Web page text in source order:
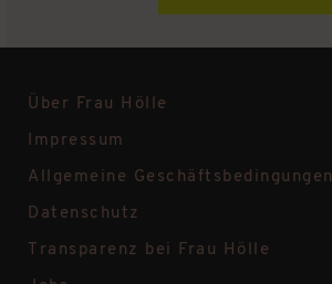
Über Frau Hölle
Impressum
Allgemeine Geschäftsbedingungen
Datenschutz
Transparenz bei Frau Hölle